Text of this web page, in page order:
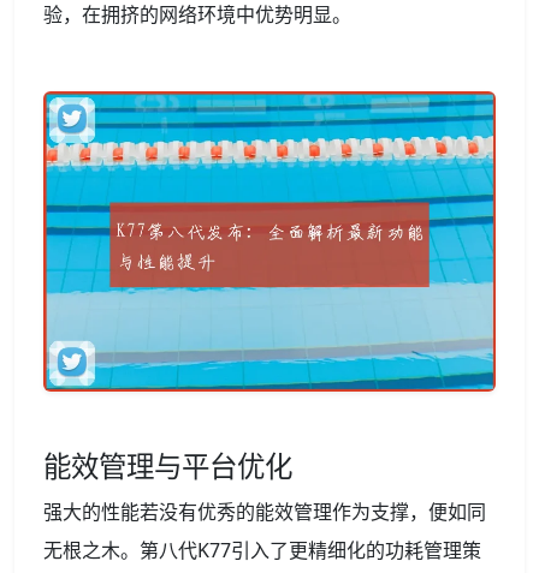
验，在拥挤的网络环境中优势明显。
能效管理与平台优化
强大的性能若没有优秀的能效管理作为支撑，便如同
无根之木。第八代K77引入了更精细化的功耗管理策